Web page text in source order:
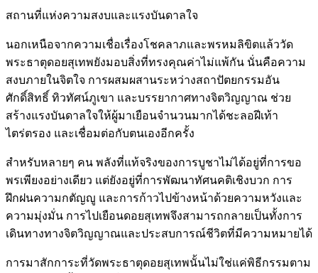
สถานที่แห่งความสงบและแรงบันดาลใจ
นอกเหนือจากความเชื่อเรื่องโชคลาภและพรหมลิขิตแล้ววัด
พระธาตุดอยสุเทพยังมอบสิ่งที่ทรงคุณค่าไม่แพ้กัน นั่นคือความ
สงบภายในจิตใจ การผสมผสานระหว่างสถาปัตยกรรมอัน
ศักดิ์สิทธิ์ ทิวทัศน์ภูเขา และบรรยากาศทางจิตวิญญาณ ช่วย
สร้างแรงบันดาลใจให้ผู้มาเยือนจำนวนมากได้ชะลอฝีเท้า
ไตร่ตรอง และเชื่อมต่อกับตนเองอีกครั้ง
สำหรับหลายๆ คน พลังที่แท้จริงของการบูชาไม่ได้อยู่ที่การขอ
พรเพียงอย่างเดียว แต่ยังอยู่ที่การพัฒนาทัศนคติเชิงบวก การ
ฝึกฝนความกตัญญู และการก้าวไปข้างหน้าด้วยความหวังและ
ความมุ่งมั่น การไปเยือนดอยสุเทพจึงสามารถกลายเป็นทั้งการ
เดินทางทางจิตวิญญาณและประสบการณ์ชีวิตที่มีความหมายได้
การมาสักการะที่วัดพระธาตุดอยสุเทพนั้นไม่ใช่แค่พิธีกรรมตาม